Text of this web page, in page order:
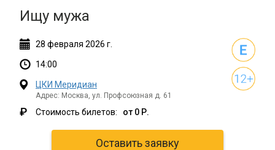
Ищу мужа
28 февраля 2026 г.
14:00
ЦКИ Меридиан
Адрес: Москва, ул. Профсоюзная д. 61
₽ Стоимость билетов: от 0 Р.
Оставить заявку